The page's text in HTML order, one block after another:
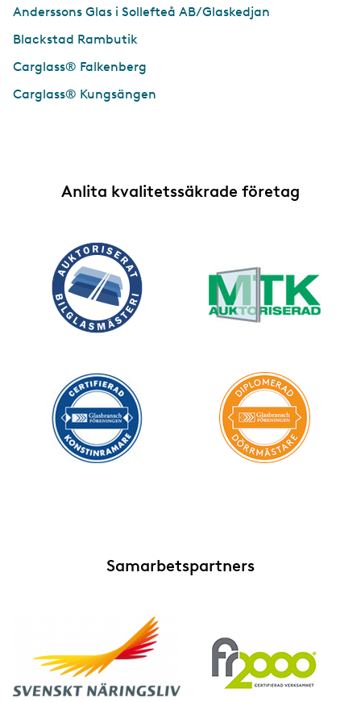
Anderssons Glas i Sollefteå AB/Glaskedjan
Blackstad Rambutik
Carglass® Falkenberg
Carglass® Kungsängen
Anlita kvalitetssäkrade företag
Samarbetspartners